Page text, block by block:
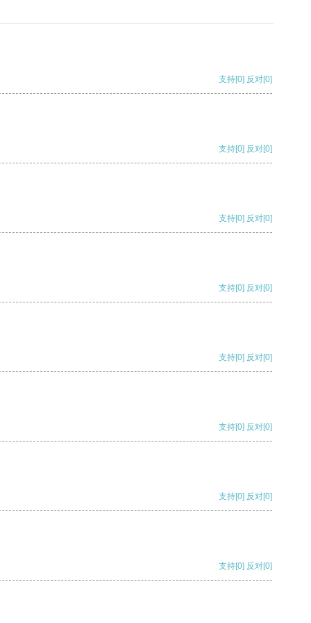
支持[0] 反对[0]
支持[0] 反对[0]
支持[0] 反对[0]
支持[0] 反对[0]
支持[0] 反对[0]
支持[0] 反对[0]
支持[0] 反对[0]
支持[0] 反对[0]